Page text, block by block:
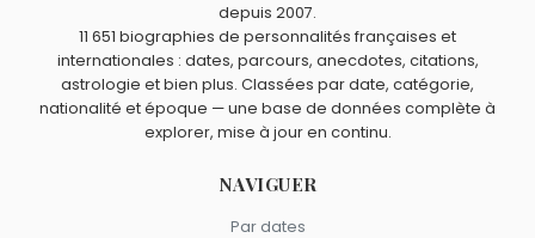
Céline Bosquet Évelyne PagèsetJean Lanzi
sont nés à
.
Quels journalistes français sont du signe Gémeaux
comme Michèle Cotta ?
Élise Lucet,Philippe Manœuvre,Laurence Ostolaza,Virna
SacchietCatherine Ceylacsont du signe Gémeaux.
depuis 2007.
11 651 biographies de personnalités françaises et
internationales : dates, parcours, anecdotes, citations,
astrologie et bien plus. Classées par date, catégorie,
nationalité et époque — une base de données complète à
explorer, mise à jour en continu.
NAVIGUER
Par dates